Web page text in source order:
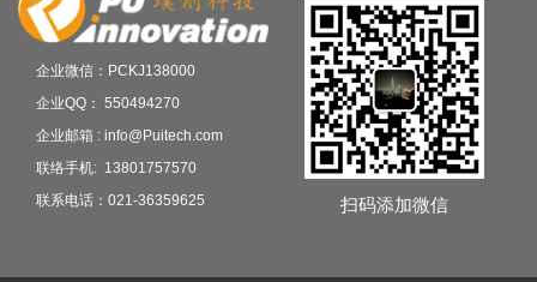
企业微信：PCKJ138000
企业QQ： 550494270
企业邮箱 : info@Puitech.com
联络手机: 13801757570
联系电话：021-36359625
扫码添加微信